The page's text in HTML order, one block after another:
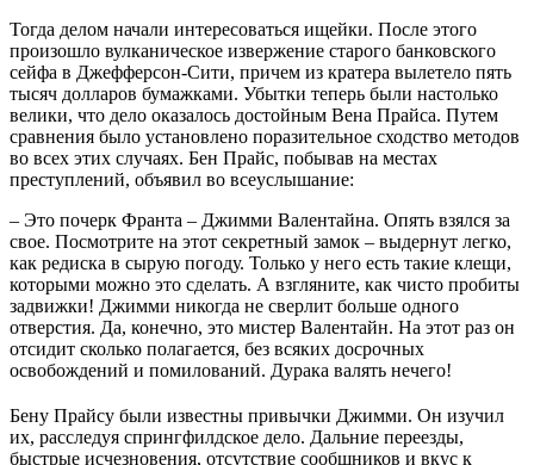
Тогда делом начали интересоваться ищейки. После этого
произошло вулканическое извержение старого банковского
сейфа в Джефферсон-Сити, причем из кратера вылетело пять
тысяч долларов бумажками. Убытки теперь были настолько
велики, что дело оказалось достойным Вена Прайса. Путем
сравнения было установлено поразительное сходство методов
во всех этих случаях. Бен Прайс, побывав на местах
преступлений, объявил во всеуслышание:
– Это почерк Франта – Джимми Валентайна. Опять взялся за
свое. Посмотрите на этот секретный замок – выдернут легко,
как редиска в сырую погоду. Только у него есть такие клещи,
которыми можно это сделать. А взгляните, как чисто пробиты
задвижки! Джимми никогда не сверлит больше одного
отверстия. Да, конечно, это мистер Валентайн. На этот раз он
отсидит сколько полагается, без всяких досрочных
освобождений и помилований. Дурака валять нечего!
Бену Прайсу были известны привычки Джимми. Он изучил
их, расследуя спрингфилдское дело. Дальние переезды,
быстрые исчезновения, отсутствие сообщников и вкус к